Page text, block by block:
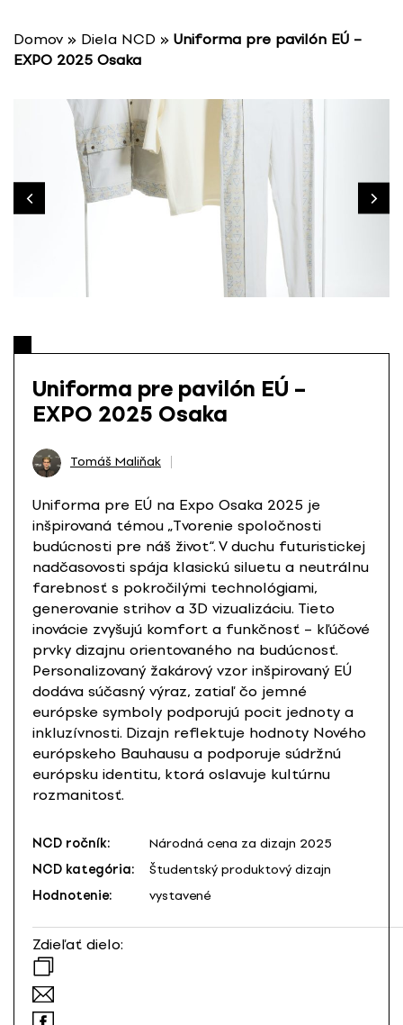
Domov » Diela NCD » Uniforma pre pavilón EÚ –
EXPO 2025 Osaka
Uniforma pre pavilón EÚ –
EXPO 2025 Osaka
Tomáš Maliňak
Uniforma pre EÚ na Expo Osaka 2025 je
inšpirovaná témou „Tvorenie spoločnosti
budúcnosti pre náš život“. V duchu futuristickej
nadčasovosti spája klasickú siluetu a neutrálnu
farebnosť s pokročilými technológiami,
generovanie strihov a 3D vizualizáciu. Tieto
inovácie zvyšujú komfort a funkčnosť – kľúčové
prvky dizajnu orientovaného na budúcnosť.
Personalizovaný žakárový vzor inšpirovaný EÚ
dodáva súčasný výraz, zatiaľ čo jemné
európske symboly podporujú pocit jednoty a
inkluzívnosti. Dizajn reflektuje hodnoty Nového
európskeho Bauhausu a podporuje súdržnú
európsku identitu, ktorá oslavuje kultúrnu
rozmanitosť.
NCD ročník:
Národná cena za dizajn 2025
NCD kategória:
Študentský produktový dizajn
Hodnotenie:
vystavené
Zdieľať dielo: